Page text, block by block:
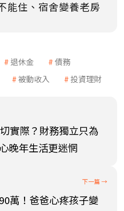
能住、宿舍變養老房
退休金
債務
被動收入 投資理財
實際？財務獨立只為
晚年生活更迷惘
萬！爸爸心疼孩子變